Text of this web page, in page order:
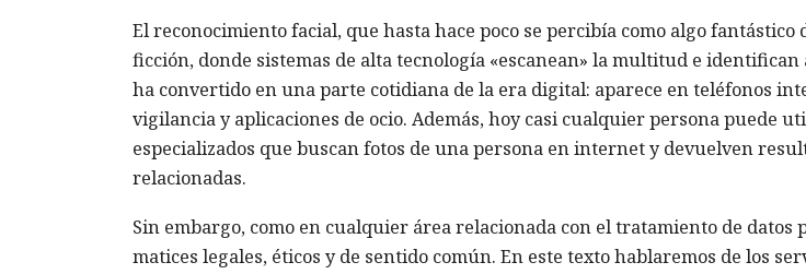
El reconocimiento facial, que hasta hace poco se percibía como algo fantástico
ficción, donde sistemas de alta tecnología «escanean» la multitud e identifican
ha convertido en una parte cotidiana de la era digital: aparece en teléfonos
vigilancia y aplicaciones de ocio. Además, hoy casi cualquier persona puede
especializados que buscan fotos de una persona en internet y devuelven
relacionadas.
Sin embargo, como en cualquier área relacionada con el tratamiento de datos
matices legales, éticos y de sentido común. En este texto hablaremos de los